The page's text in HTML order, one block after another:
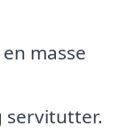
masse